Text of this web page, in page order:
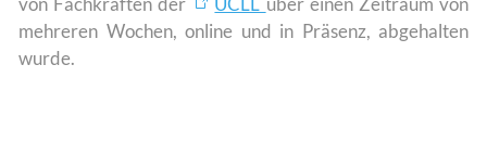
mehreren Wochen, online und in Präsenz, abgehalten
wurde.